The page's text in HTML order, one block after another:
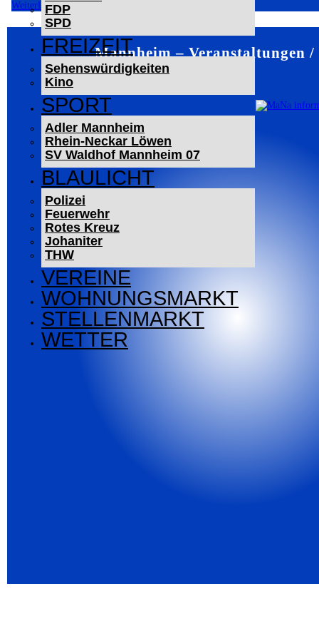
FDP
SPD
FREIZEIT
Sehenswürdigkeiten
Kino
SPORT
Adler Mannheim
Rhein-Neckar Löwen
SV Waldhof Mannheim 07
BLAULICHT
Polizei
Feuerwehr
Rotes Kreuz
Johaniter
THW
VEREINE
WOHNUNGSMARKT
STELLENMARKT
WETTER
Weiterlesen
Mannheim – Veranstaltungen /